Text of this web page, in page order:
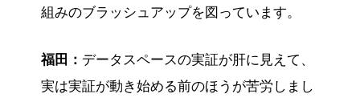
組みのブラッシュアップを図っています。
福田： データスペースの実証が肝に見えて、
実は実証が動き始める前のほうが苦労しまし